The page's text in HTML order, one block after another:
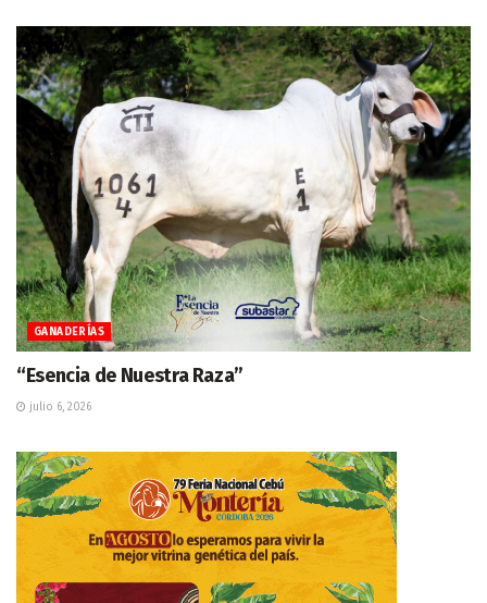
GANADERÍAS
“Esencia de Nuestra Raza”
julio 6, 2026